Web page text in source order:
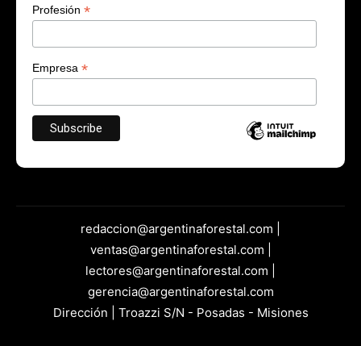
Profesión *
Empresa *
redaccion@argentinaforestal.com |
ventas@argentinaforestal.com |
lectores@argentinaforestal.com |
gerencia@argentinaforestal.com
Dirección | Troazzi S/N - Posadas - Misiones